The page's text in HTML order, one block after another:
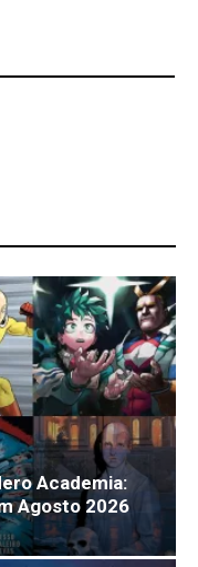
Academia:
Agosto 2026